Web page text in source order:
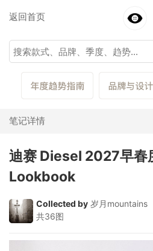
返回首页
笔记详情
迪赛 Diesel 2027早春
Lookbook
Collected by 岁月mountains
共36图